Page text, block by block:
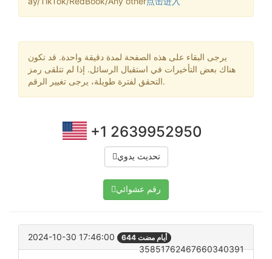
يرجى البقاء على هذه الصفحة لمدة دقيقة واحدة. قد تكون
هناك بعض التأخيرات في استقبال الرسائل. إذا لم تتلقى رمز
التحقق لفترة طويلة، يرجى تغيير الرقم.
+1 2639952950
تحديث يدوي
رقم عشوائي
2024-10-30 17:46:00 644 أيام مضت
35851762467660340391